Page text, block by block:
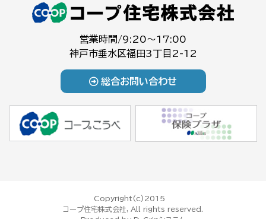
営業時間/9:20～17:00
神戸市垂水区福田3丁目2-12
総合お問い合わせ
Copyright(c)2015
コープ住宅株式会社, All rights reserved.